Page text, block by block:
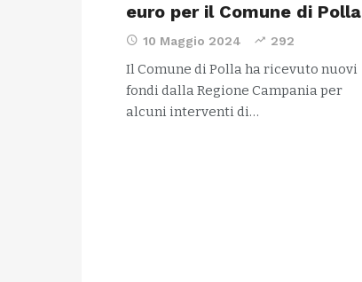
euro per il Comune di Polla
10 Maggio 2024 292
Il Comune di Polla ha ricevuto nuovi
fondi dalla Regione Campania per
alcuni interventi di…